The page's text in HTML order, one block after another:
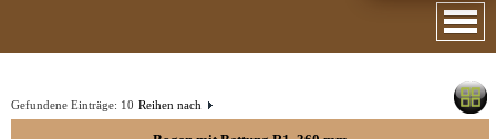
Reihen nach
Gefundene Einträge: 10